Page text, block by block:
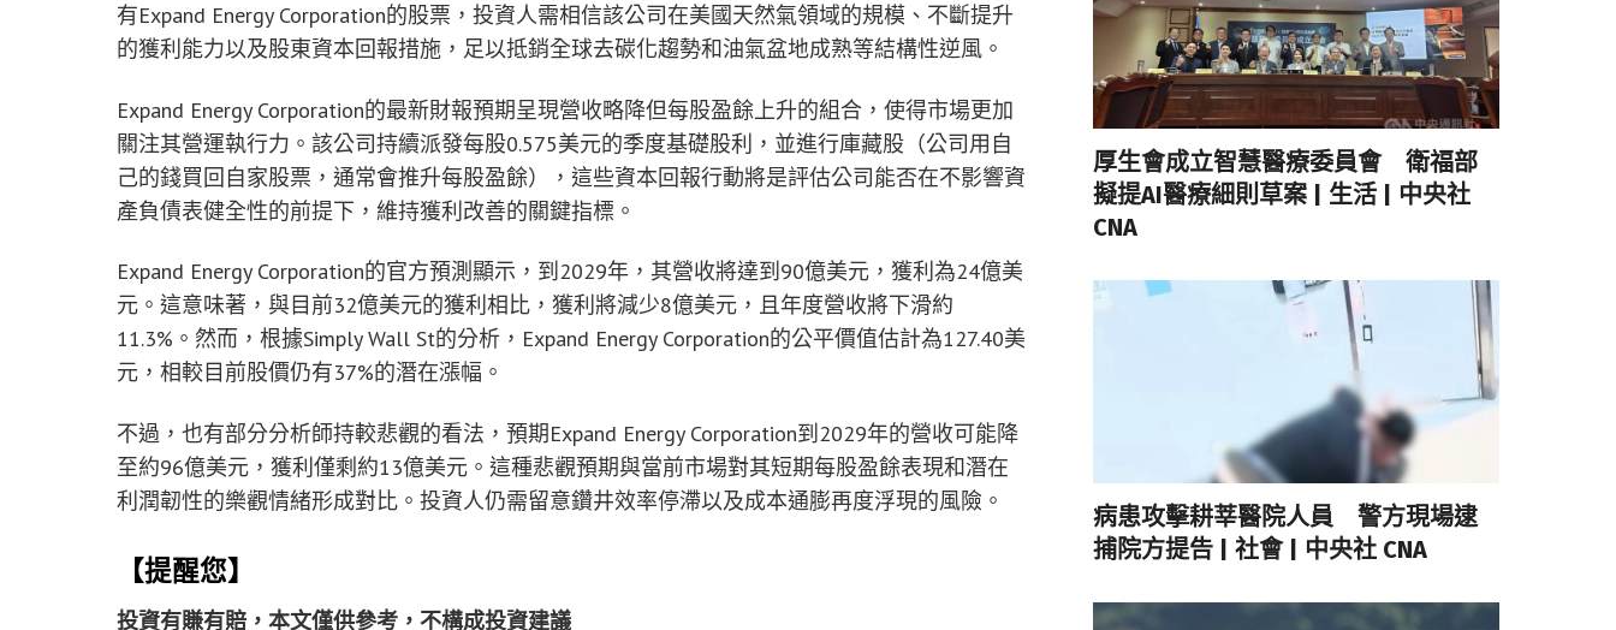
有Expand Energy Corporation的股票，投資人需相信該公司在美國天然氣領域的規模、不斷提升
的獲利能力以及股東資本回報措施，足以抵銷全球去碳化趨勢和油氣盆地成熟等結構性逆風。
Expand Energy Corporation的最新財報預期呈現營收略降但每股盈餘上升的組合，使得市場更加
關注其營運執行力。該公司持續派發每股0.575美元的季度基礎股利，並進行庫藏股（公司用自
己的錢買回自家股票，通常會推升每股盈餘），這些資本回報行動將是評估公司能否在不影響資
產負債表健全性的前提下，維持獲利改善的關鍵指標。
Expand Energy Corporation的官方預測顯示，到2029年，其營收將達到90億美元，獲利為24億美
元。這意味著，與目前32億美元的獲利相比，獲利將減少8億美元，且年度營收將下滑約
11.3%。然而，根據Simply Wall St的分析，Expand Energy Corporation的公平價值估計為127.40美
元，相較目前股價仍有37%的潛在漲幅。
不過，也有部分分析師持較悲觀的看法，預期Expand Energy Corporation到2029年的營收可能降
至約96億美元，獲利僅剩約13億美元。這種悲觀預期與當前市場對其短期每股盈餘表現和潛在
利潤韌性的樂觀情緒形成對比。投資人仍需留意鑽井效率停滯以及成本通膨再度浮現的風險。
【提醒您】
投資有賺有賠，本文僅供參考，不構成投資建議
厚生會成立智慧醫療委員會 衛福部
擬提AI醫療細則草案 | 生活 | 中央社
CNA
病患攻擊耕莘醫院人員 警方現場逮
捕院方提告 | 社會 | 中央社 CNA